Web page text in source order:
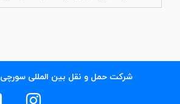
شرکت حمل و نقل بین المللی سورچی